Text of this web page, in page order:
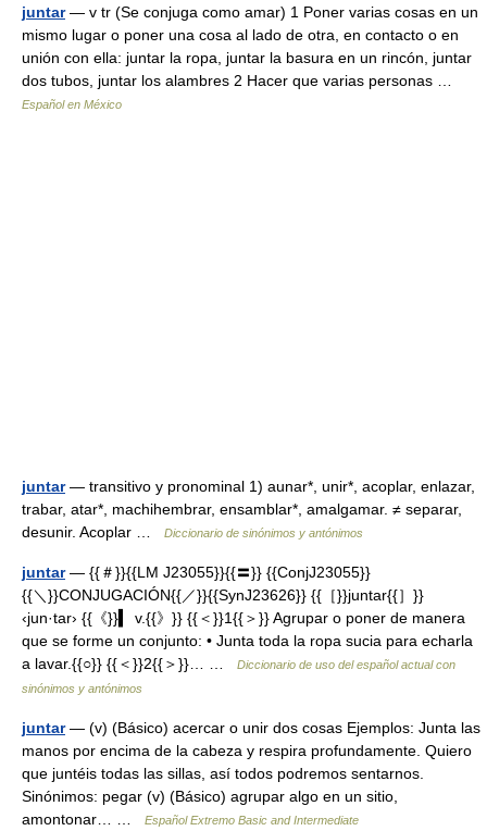
juntar— v tr (Se conjuga como amar) 1 Poner varias cosas en un
mismo lugar o poner una cosa al lado de otra, en contacto o en
unión con ella: juntar la ropa, juntar la basura en un rincón, juntar
dos tubos, juntar los alambres 2 Hacer que varias personas …
Español en México
juntar— transitivo y pronominal 1) aunar*, unir*, acoplar, enlazar,
trabar, atar*, machihembrar, ensamblar*, amalgamar. ≠ separar,
desunir. Acoplar …
Diccionario de sinónimos y antónimos
juntar— {{＃}}{{LM J23055}}{{〓}} {{ConjJ23055}}
{{＼}}CONJUGACIÓN{{／}}{{SynJ23626}} {{［}}juntar{{］}}
‹jun·tar› {{《}}▍ v.{{》}} {{＜}}1{{＞}} Agrupar o poner de manera
que se forme un conjunto: • Junta toda la ropa sucia para echarla
a lavar.{{○}} {{＜}}2{{＞}}… …
Diccionario de uso del español actual con
sinónimos y antónimos
juntar— (v) (Básico) acercar o unir dos cosas Ejemplos: Junta las
manos por encima de la cabeza y respira profundamente. Quiero
que juntéis todas las sillas, así todos podremos sentarnos.
Sinónimos: pegar (v) (Básico) agrupar algo en un sitio,
amontonar… …
Español Extremo Basic and Intermediate